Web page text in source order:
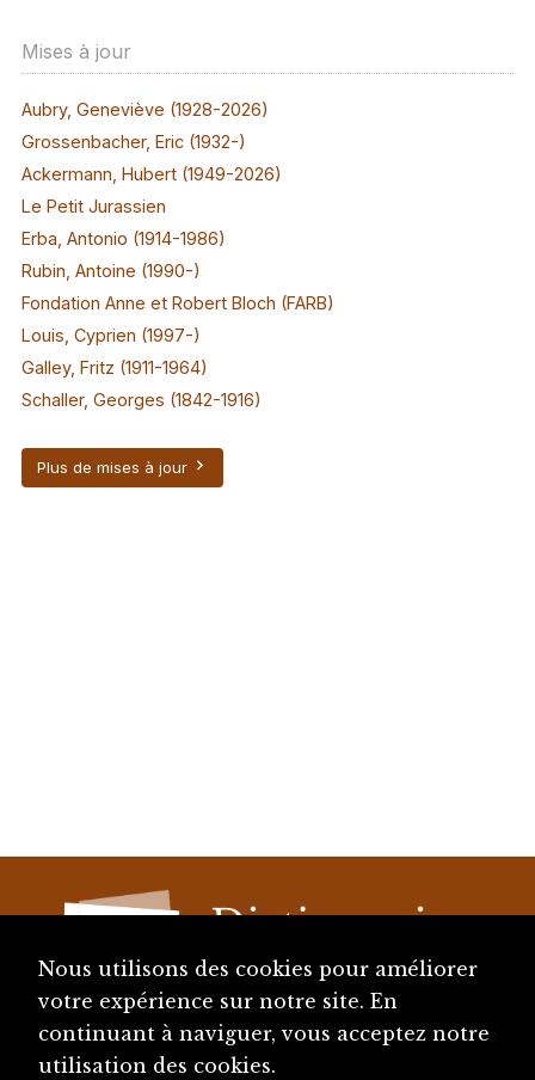
Mises à jour
Aubry, Geneviève (1928-2026)
Grossenbacher, Eric (1932-)
Ackermann, Hubert (1949-2026)
Le Petit Jurassien
Erba, Antonio (1914-1986)
Rubin, Antoine (1990-)
Fondation Anne et Robert Bloch (FARB)
Louis, Cyprien (1997-)
Galley, Fritz (1911-1964)
Schaller, Georges (1842-1916)
Plus de mises à jour
diju@diju.ch
Nous utilisons des cookies pour améliorer
votre expérience sur notre site. En
continuant à naviguer, vous acceptez notre
utilisation des cookies.